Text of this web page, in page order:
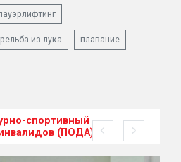
из лука плавание
спортивный
(ПОДА)